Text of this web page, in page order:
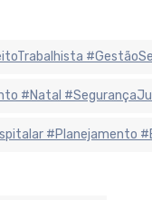
#Natal
#Planejamento